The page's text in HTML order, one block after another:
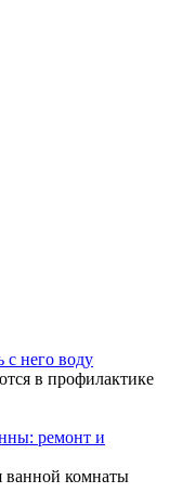
с него воду
в профилактике
ремонт и
ванной комнаты